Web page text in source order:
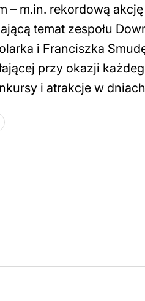
– m.in. rekordową
temat zespołu
i Franciszka
przy okazji
i atrakcje w